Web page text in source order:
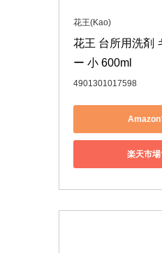
花王(Kao)
花王 台所用洗剤
ー 小 600ml
4901301017598
Amazon
楽天市